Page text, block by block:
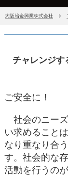
大阪冶金興業株式会社
チャレンジす
ご安全に！
社会のニー
い求めること
なり重なり合
す。社会的な
活動を行うの